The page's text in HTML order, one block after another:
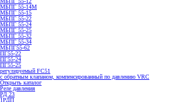
МБПГ 55-14М
МБПГ 55-15
МБПГ 55-22
МБПГ 55-24
МБПГ 55-25
МБПГ 55-32
МБПГ 55-34
МБПГ55-62
ПГ55-22
ПГ55-24
ПГ55-25
регулируемый FC51
с обратным клапаном, компенсированный по давлению VRC
Открыть каталог
Реле давления
РД 23
1РДП